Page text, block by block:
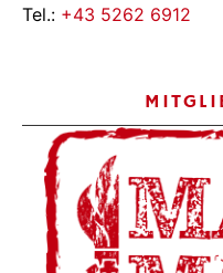
Tel.: +43 5262 6912